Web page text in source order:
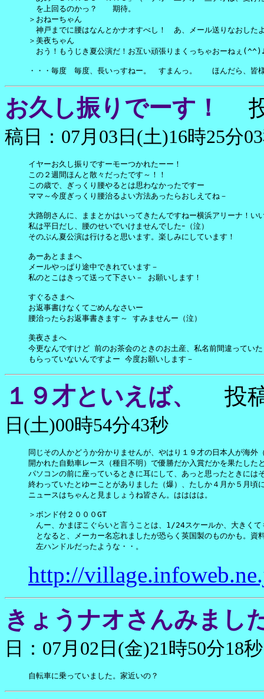
を上回るのかっ？　　期待。
＞おねーちゃん
神戸までに腰はなんとかナオすべし！　あ、メール送りなおした
＞美夜ちゃん
おう！もうじき夏公演だ！お互い頑張りまくっちゃおーねぇ
・・・毎度　毎度、長いっすねー。　すまんっ。　　ほんだら、皆
お久し振りでーす！
稿日：07月03日(土)16時25分
イヤーお久し振りですーモーつかれたーー！
この２週間ほんと散々だったです～！！
この歳で、ぎっくり腰やるとは思わなかったですー
ママ～今度ぎっくり腰治るよい方法あったらおしえてね－
大路朗さんに、ままとかはいってきたんですねー横浜アリーナ！い
私は平日だし、腰のせいでいけませんでしたｰ（泣）
そのぶん夏公演は行けると思います。楽しみにしています！
あーあとままへ
メールやっぱり途中できれています－
私のとこはきって送って下さい－ お願いします！
すぐるさまへ
お返事書けなくてごめんなさいー
腰治ったらお返事書きます～ すみませんー（泣）
美夜さまへ
今更なんですけど 前のお茶会のときのお土産、私名前間違ってい
もらっていないんですよー 今度お願いします－
１９才といえば、 投
日(土)00時54分43秒
同じその人かどうか分かりませんが、やはり１９才の日本人が海外
開かれた自動車レース（種目不明）で優勝だか入賞だかを果たした
パソコンの前に座っているときに耳にして、あっと思ったときには
終わっていたとゆーことがありました（爆）、たしか４月か５月頃
ニュースはちゃんと見ましょうね皆さん。はははは。
＞ボンド付２０００GT
んー、かまぼこぐらいと言うことは、1/24スケールか、大きく
となると、メーカー名忘れましたが恐らく英国製のものかも。資
左ハンドルだったような・・。
http://
きょうナオさんみまし
日：07月02日(金)21時50分18秒
自転車に乗っていました。家近いの？